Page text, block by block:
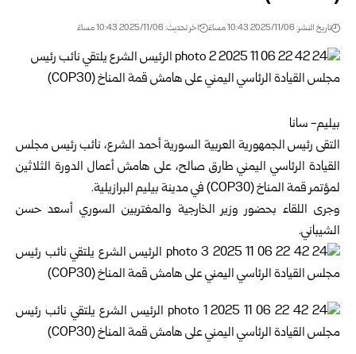
تاريخ النشر: 2025/11/06 10:43 مساءً اخر تحديث: 2025/11/06 10:43 مساءً
بيليم- سانا
التقى رئيسالجمهورية العربية السوريةأحمد الشرع، نائب رئيس مجلس
القيادة الرئاسي اليمني طارق صالح، على هامش أعمال الدورة الثلاثين
لمؤتمر قمة المناخ (COP30) في مدينة بيليم البرازيلية.
وجرى اللقاء بحضوروزير الخارجية والمغتربين السوري أسعد حسن
الشيباني.